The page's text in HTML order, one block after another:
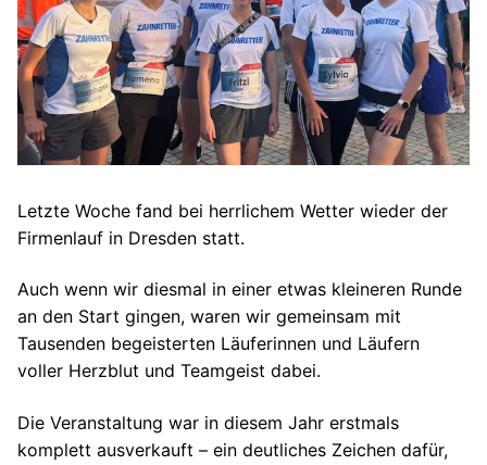
Letzte Woche fand bei herrlichem Wetter wieder der
Firmenlauf in Dresden statt.
Auch wenn wir diesmal in einer etwas kleineren Runde
an den Start gingen, waren wir gemeinsam mit
Tausenden begeisterten Läuferinnen und Läufern
voller Herzblut und Teamgeist dabei.
Die Veranstaltung war in diesem Jahr erstmals
komplett ausverkauft – ein deutliches Zeichen dafür,